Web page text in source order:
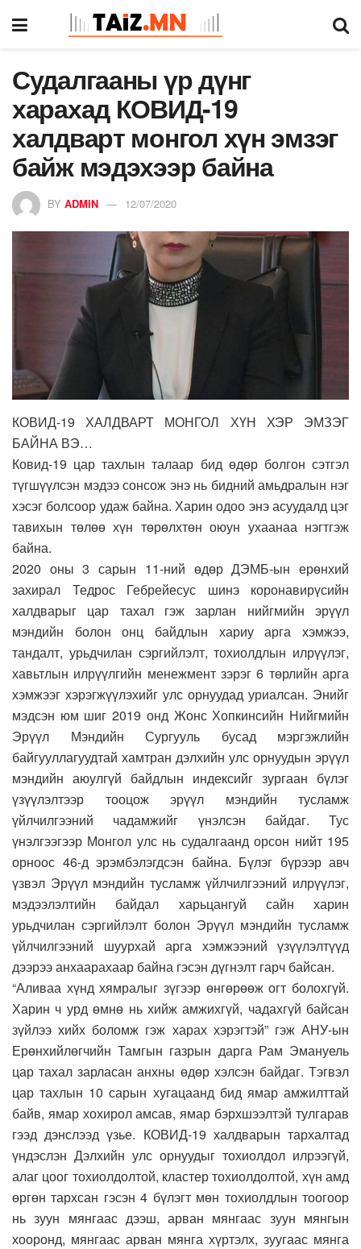
Судалгааны үр дүнг
харахад КОВИД-19
халдварт монгол хүн эмзэг
байж мэдэхээр байна
BY ADMIN 12/07/2020
КОВИД-19 ХАЛДВАРТ МОНГОЛ ХҮН ХЭР ЭМЗЭГ
БАЙНА ВЭ…
Ковид-19 цар тахлын талаар бид өдөр болгон сэтгэл
түгшүүлсэн мэдээ сонсож энэ нь бидний амьдралын нэг
хэсэг болсоор удаж байна. Харин одоо энэ асуудалд цэг
тавихын төлөө хүн төрөлхтөн оюун ухаанаа нэгтгэж
байна.
2020 оны 3 сарын 11-ний өдөр ДЭМБ-ын ерөнхий
захирал Тедрос Гебрейесус шинэ коронавирүсийн
халдварыг цар тахал гэж зарлан нийгмийн эрүүл
мэндийн болон онц байдлын хариу арга хэмжээ,
тандалт, урьдчилан сэргийлэлт, тохиолдлын илрүүлэг,
хавьтлын илрүүлгийн менежмент зэрэг 6 төрлийн арга
хэмжээг хэрэгжүүлэхийг улс орнуудад уриалсан. Энийг
мэдсэн юм шиг 2019 онд Жонс Хопкинсийн Нийгмийн
Эрүүл Мэндийн Сургууль бусад мэргэжлийн
байгууллагуудтай хамтран дэлхийн улс орнуудын эрүүл
мэндийн аюулгүй байдлын индексийг зургаан бүлэг
үзүүлэлтээр тооцож эрүүл мэндийн тусламж
үйлчилгээний чадамжийг үнэлсэн байдаг. Тус
үнэлгээгээр Монгол улс нь судалгаанд орсон нийт 195
орноос 46-д эрэмбэлэгдсэн байна. Бүлэг бүрээр авч
үзвэл Эрүүл мэндийн тусламж үйлчилгээний илрүүлэг,
мэдээлэлтийн байдал харьцангуй сайн харин
урьдчилан сэргийлэлт болон Эрүүл мэндийн тусламж
үйлчилгээний шуурхай арга хэмжээний үзүүлэлтүүд
дээрээ анхаарахаар байна гэсэн дүгнэлт гарч байсан.
“Аливаа хүнд хямралыг зүгээр өнгөрөөж огт болохгүй.
Харин ч урд өмнө нь хийж амжихгүй, чадахгүй байсан
зүйлээ хийх боломж гэж харах хэрэгтэй” гэж АНУ-ын
Ерөнхийлөгчийн Тамгын газрын дарга Рам Эмануель
цар тахал зарласан анхны өдөр хэлсэн байдаг. Тэгвэл
цар тахлын 10 сарын хугацаанд бид ямар амжилттай
байв, ямар хохирол амсав, ямар бэрхшээлтэй тулгарав
гээд дэнслээд үзье. КОВИД-19 халдварын тархалтад
үндэслэн Дэлхийн улс орнуудыг тохиолдол илрээгүй,
алаг цоог тохиолдолтой, кластер тохиолдолтой, хүн амд
өргөн тархсан гэсэн 4 бүлэгт мөн тохиолдлын тоогоор
нь зуун мянгаас дээш, арван мянгаас зуун мянгын
хооронд, мянгаас арван мянга хүртэлх, зуугаас мянга